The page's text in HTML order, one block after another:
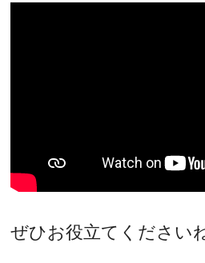
ぜひお役立てください